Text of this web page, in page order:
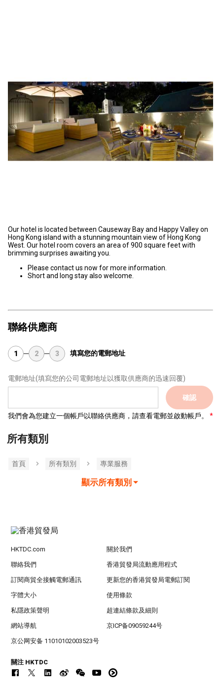
Our hotel is located between Causeway Bay and Happy Valley on
Hong Kong island with a stunning mountain view of Hong Kong
West. Our hotel room covers an area of 900 square feet with
brimming surprises awaiting you.
Please contact us now for more information.
Short and long stay also welcome.
聯絡供應商
1 2 3 填寫您的電郵地址
電郵地址(填寫您的公司電郵地址以獲取供應商的迅速回覆)
確認
我們會為您建立一個帳戶以聯絡供應商，請查看電郵並啟動帳戶。
所有類別
首頁 所有類別 專業服務
顯示所有類別
HKTDC.com 關於我們
聯絡我們 香港貿發局流動應用程式
訂閱商貿全接觸電郵通訊 更新您的香港貿發局電郵訂閱
字體大小 使用條款
私隱政策聲明 超連結條款及細則
網站導航 京ICP备09059244号
京公网安备 11010102003523号
關注 HKTDC